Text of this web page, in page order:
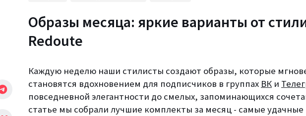
Образы месяца: яркие варианты от
Redoute
Каждую неделю наши стилисты создают образы, которые
становятся вдохновением для подписчиков в группах ВК и
повседневной элегантности до смелых, запоминающихся
статье мы собрали лучшие комплекты за месяц - самые удачные